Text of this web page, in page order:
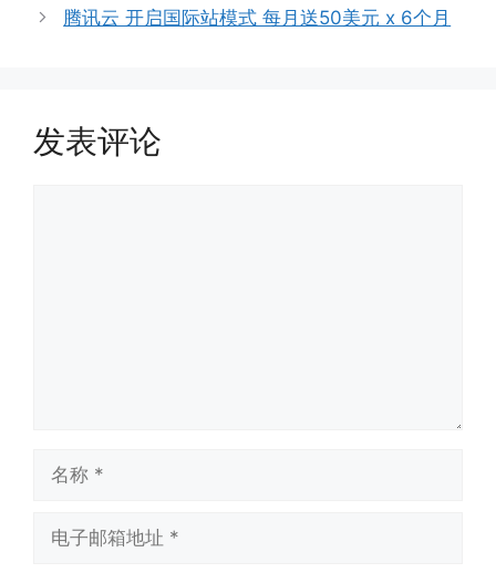
腾讯云 开启国际站模式 每月送50美元 x 6个月
发表评论